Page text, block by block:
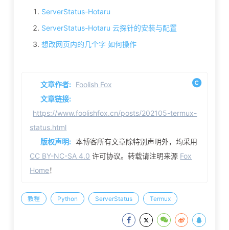
ServerStatus-Hotaru
ServerStatus-Hotaru 云探针的安装与配置
想改网页内的几个字 如何操作
文章作者: Foolish Fox
文章链接:
https://www.foolishfox.cn/posts/202105-termux-
status.html
版权声明: 本博客所有文章除特别声明外，均采用
CC BY-NC-SA 4.0 许可协议。转载请注明来源 Fox
Home！
教程 Python ServerStatus Termux